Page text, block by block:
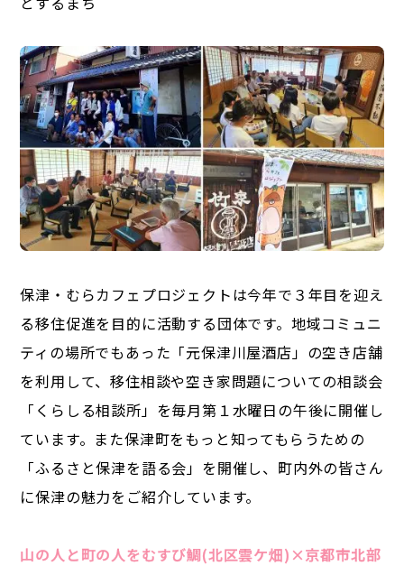
保津・むらカフェプロジェクトは今年で３年目を迎え
る移住促進を目的に活動する団体です。地域コミュニ
ティの場所でもあった「元保津川屋酒店」の空き店舗
を利用して、移住相談や空き家問題についての相談会
「くらしる相談所」を毎月第１水曜日の午後に開催し
ています。また保津町をもっと知ってもらうための
「ふるさと保津を語る会」を開催し、町内外の皆さん
に保津の魅力をご紹介しています。
山の人と町の人をむすび鯛(北区雲ケ畑)×京都市北部